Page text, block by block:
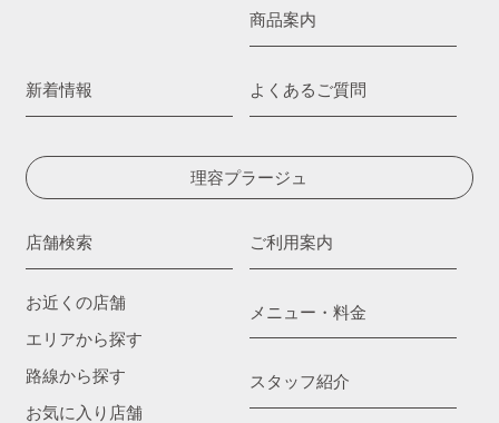
商品案内
新着情報 よくあるご質問
理容プラージュ
店舗検索
お近くの店舗
エリアから探す
路線から探す
お気に入り店舗
ご利用案内
メニュー・料金
スタッフ紹介